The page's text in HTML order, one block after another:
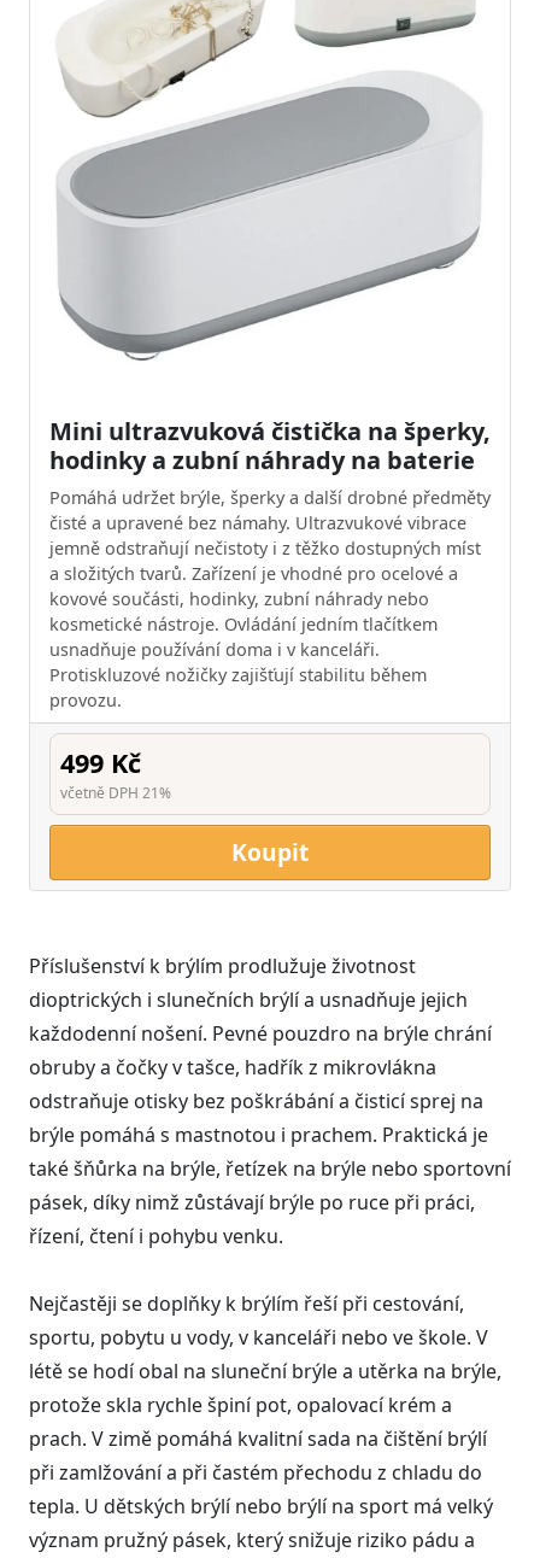
Mini ultrazvuková čistička na šperky,
hodinky a zubní náhrady na baterie
Pomáhá udržet brýle, šperky a další drobné předměty
čisté a upravené bez námahy. Ultrazvukové vibrace
jemně odstraňují nečistoty i z těžko dostupných míst
a složitých tvarů. Zařízení je vhodné pro ocelové a
kovové součásti, hodinky, zubní náhrady nebo
kosmetické nástroje. Ovládání jedním tlačítkem
usnadňuje používání doma i v kanceláři.
Protiskluzové nožičky zajišťují stabilitu během
provozu.
499 Kč
včetně DPH 21%
Koupit
Příslušenství k brýlím prodlužuje životnost
dioptrických i slunečních brýlí a usnadňuje jejich
každodenní nošení. Pevné pouzdro na brýle chrání
obruby a čočky v tašce, hadřík z mikrovlákna
odstraňuje otisky bez poškrábání a čisticí sprej na
brýle pomáhá s mastnotou i prachem. Praktická je
také šňůrka na brýle, řetízek na brýle nebo sportovní
pásek, díky nimž zůstávají brýle po ruce při práci,
řízení, čtení i pohybu venku.
Nejčastěji se doplňky k brýlím řeší při cestování,
sportu, pobytu u vody, v kanceláři nebo ve škole. V
létě se hodí obal na sluneční brýle a utěrka na brýle,
protože skla rychle špiní pot, opalovací krém a
prach. V zimě pomáhá kvalitní sada na čištění brýlí
při zamlžování a při častém přechodu z chladu do
tepla. U dětských brýlí nebo brýlí na sport má velký
význam pružný pásek, který snižuje riziko pádu a